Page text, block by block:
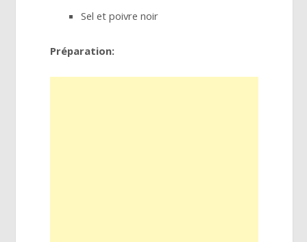
Sel et poivre noir
Préparation: